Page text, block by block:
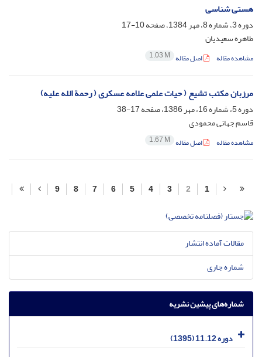
هستی شناسی
دوره 3، شماره 8، مهر 1384، صفحه
10-17
طاهره سعیدیان
مشاهده مقاله اصل مقاله 1.03 M
مرزبان مکتب تشیع ( حیات علمی علامه عسکری ( رحمة الله علیه)
دوره 5، شماره 16، مهر 1386، صفحه
17-38
قاسم جهانی محمودی
مشاهده مقاله اصل مقاله 1.67 M
1
2
3
4
5
6
7
8
9
مقالات آماده انتشار
شماره جاری
شماره‌های پیشین نشریه
دوره 11.12 (1395)